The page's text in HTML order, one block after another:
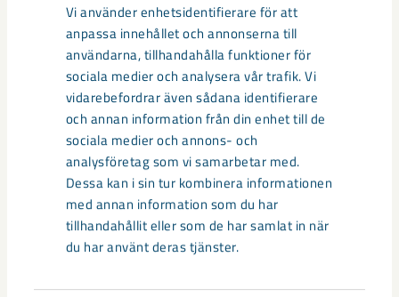
Vi använder enhetsidentifierare för att
anpassa innehållet och annonserna till
användarna, tillhandahålla funktioner för
sociala medier och analysera vår trafik. Vi
vidarebefordrar även sådana identifierare
och annan information från din enhet till de
sociala medier och annons- och
analysföretag som vi samarbetar med.
Dessa kan i sin tur kombinera informationen
med annan information som du har
tillhandahållit eller som de har samlat in när
du har använt deras tjänster.
Sibirien-området i gamla Kiruna
centrum avvecklas under 2026
Under sommaren 2026 fortsätter avveckling av fastigheter i
gamla Kiruna centrum på grund av den pågående gruvdriften
– bland annat ...